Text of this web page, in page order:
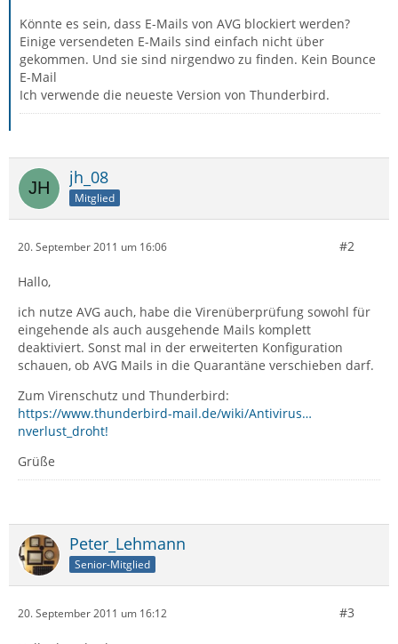
Könnte es sein, dass E-Mails von AVG blockiert werden?
Einige versendeten E-Mails sind einfach nicht über
gekommen. Und sie sind nirgendwo zu finden. Kein Bounce
E-Mail
Ich verwende die neueste Version von Thunderbird.
jh_08
Mitglied
20. September 2011 um 16:06 #2
Hallo,
ich nutze AVG auch, habe die Virenüberprüfung sowohl für
eingehende als auch ausgehende Mails komplett
deaktiviert. Sonst mal in der erweiterten Konfiguration
schauen, ob AVG Mails in die Quarantäne verschieben darf.
Zum Virenschutz und Thunderbird:
https://www.thunderbird-mail.de/wiki/Antivirus…
nverlust_droht!
Grüße
Peter_Lehmann
Senior-Mitglied
20. September 2011 um 16:12 #3